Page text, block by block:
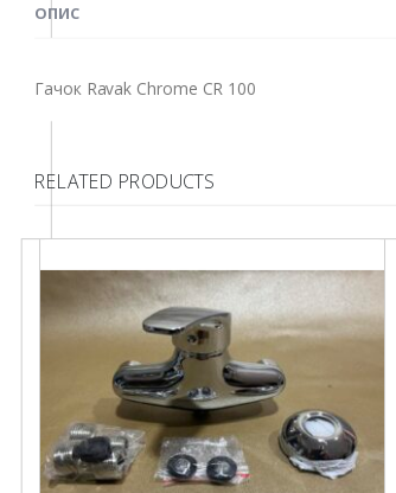
ОПИС
Гачок Ravak Chrome CR 100
RELATED PRODUCTS